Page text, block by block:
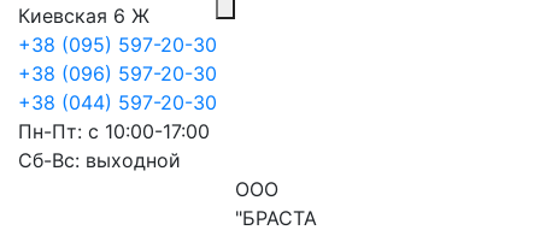
Киевская 6 Ж
+38 (095) 597-20-30
+38 (096) 597-20-30
+38 (044) 597-20-30
Пн-Пт: с 10:00-17:00
Сб-Вс: выходной
ООО
"БРАСТА